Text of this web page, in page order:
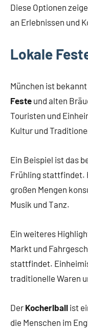
Diese Optionen
an Erlebnissen und
Lokale
München ist
Feste und alten
Touristen und
Kultur und
Ein Beispiel ist das
Frühling stattfindet.
großen Mengen
Musik und Tanz.
Ein weiteres
Markt und
stattfindet.
traditionelle Waren
Der Kocherlball ist
die Menschen im